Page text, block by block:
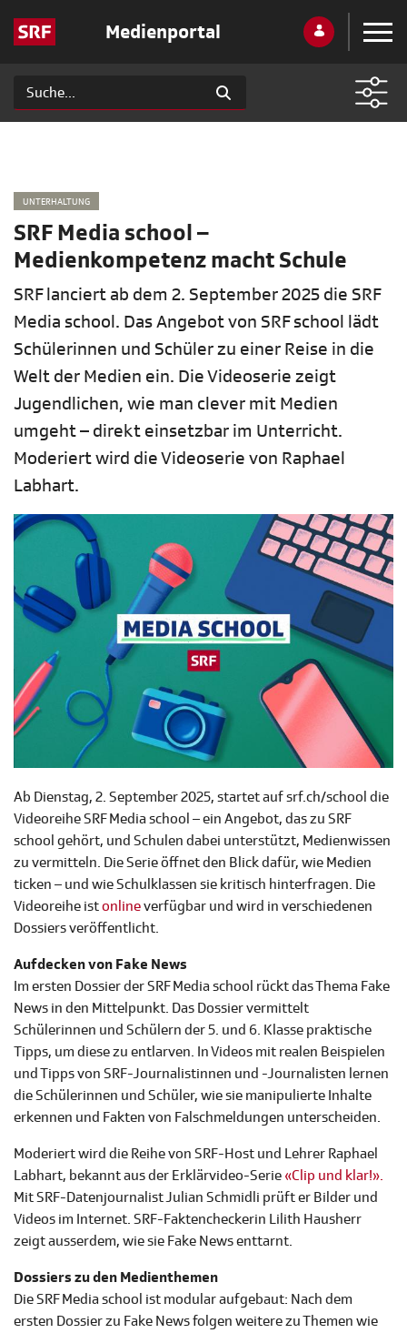
Medienportal
UNTERHALTUNG
SRF Media school –
Medienkompetenz macht Schule
SRF lanciert ab dem 2. September 2025 die SRF
Media school. Das Angebot von SRF school lädt
Schülerinnen und Schüler zu einer Reise in die
Welt der Medien ein. Die Videoserie zeigt
Jugendlichen, wie man clever mit Medien
umgeht – direkt einsetzbar im Unterricht.
Moderiert wird die Videoserie von Raphael
Labhart.
Ab Dienstag, 2. September 2025, startet auf srf.ch/school die
Videoreihe SRF Media school – ein Angebot, das zu SRF
school gehört, und Schulen dabei unterstützt, Medienwissen
zu vermitteln. Die Serie öffnet den Blick dafür, wie Medien
ticken – und wie Schulklassen sie kritisch hinterfragen. Die
Videoreihe istonlineverfügbar und wird in verschiedenen
Dossiers veröffentlicht.
Aufdecken von Fake News
Im ersten Dossier der SRF Media school rückt das Thema Fake
News in den Mittelpunkt. Das Dossier vermittelt
Schülerinnen und Schülern der 5. und 6. Klasse praktische
Tipps, um diese zu entlarven. In Videos mit realen Beispielen
und Tipps von SRF-Journalistinnen und -Journalisten lernen
die Schülerinnen und Schüler, wie sie manipulierte Inhalte
erkennen und Fakten von Falschmeldungen unterscheiden.
Moderiert wird die Reihe von SRF-Host und Lehrer Raphael
Labhart, bekannt aus der Erklärvideo-Serie «Clip und klar!».
Mit SRF-Datenjournalist Julian Schmidli prüft er Bilder und
Videos im Internet. SRF-Faktencheckerin Lilith Hausherr
zeigt ausserdem, wie sie Fake News enttarnt.
Dossiers zu den Medienthemen
Die SRF Media school ist modular aufgebaut: Nach dem
ersten Dossier zu Fake News folgen weitere zu Themen wie